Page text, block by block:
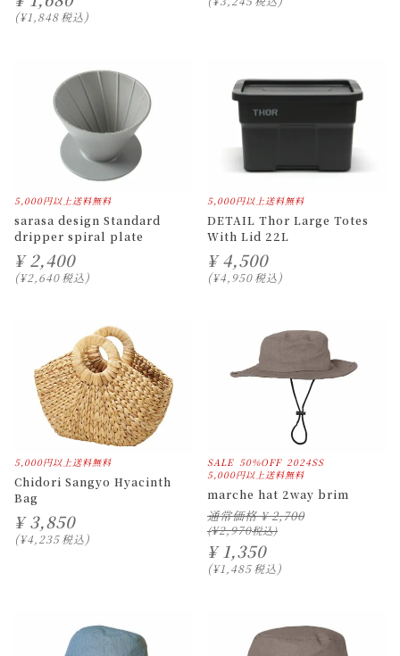
¥1,848税込
5,000円以上送料無料
sarasa design Standard
dripper spiral plate
¥ 2,400
¥2,640税込
5,000円以上送料無料
DETAIL Thor Large Totes
With Lid 22L
¥ 4,500
¥4,950税込
5,000円以上送料無料
Chidori Sangyo Hyacinth
Bag
¥ 3,850
¥4,235税込
SALE 50%OFF 2024SS
5,000円以上送料無料
marche hat 2way brim
通常価格 ¥ 2,700
¥2,970
¥ 1,350
¥1,485税込